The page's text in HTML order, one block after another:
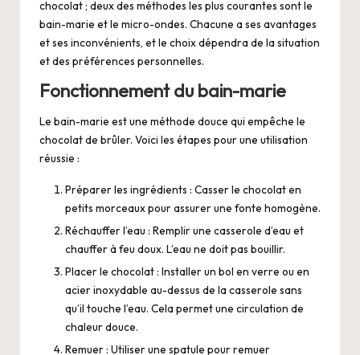
chocolat ; deux des méthodes les plus courantes sont le
bain-marie et le micro-ondes. Chacune a ses avantages
et ses inconvénients, et le choix dépendra de la situation
et des préférences personnelles.
Fonctionnement du bain-marie
Le bain-marie est une méthode douce qui empêche le
chocolat de brûler. Voici les étapes pour une utilisation
réussie :
Préparer les ingrédients : Casser le chocolat en
petits morceaux pour assurer une fonte homogène.
Réchauffer l’eau : Remplir une casserole d’eau et
chauffer à feu doux. L’eau ne doit pas bouillir.
Placer le chocolat : Installer un bol en verre ou en
acier inoxydable au-dessus de la casserole sans
qu’il touche l’eau. Cela permet une circulation de
chaleur douce.
Remuer : Utiliser une spatule pour remuer